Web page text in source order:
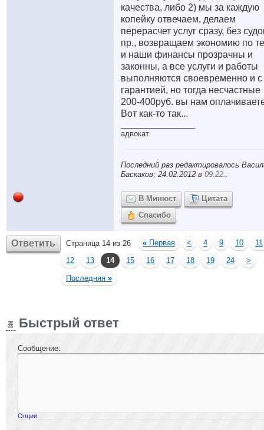
качества, либо 2) мы за каждую
копейку отвечаем, делаем
перерасчет услуг сразу, без
пр., возвращаем экономию по
и наши финансы прозрачны и
законны, а все услуги и работы
выполняются своевременно и с
гарантией, но тогда несчастные
200-400руб. вы нам
Вот как-то так...
адвокат
Последний раз редактировалось
Баскаков; 24.02.2012 в 09:22..
В Минюст
Цитата
Спасибо
Ответить Страница 14 из 26 « Первая < 4 9 10
11
12
13 14 15 16 17 18 19 24
>
Последняя »
Быстрый ответ
Сообщение:
Опции